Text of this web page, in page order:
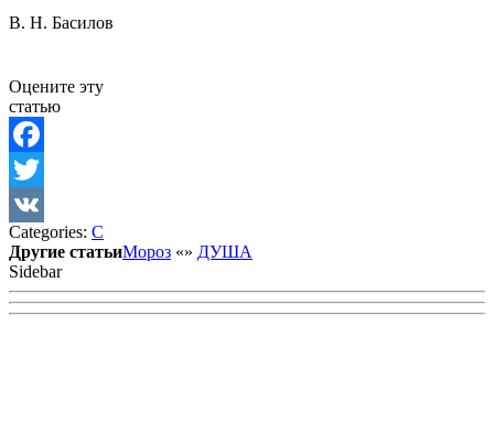
В. Н. Басилов
Оцените эту
статью
Facebook
Twitter
VK
Categories: С
Другие статьиМороз «» ДУША
Sidebar